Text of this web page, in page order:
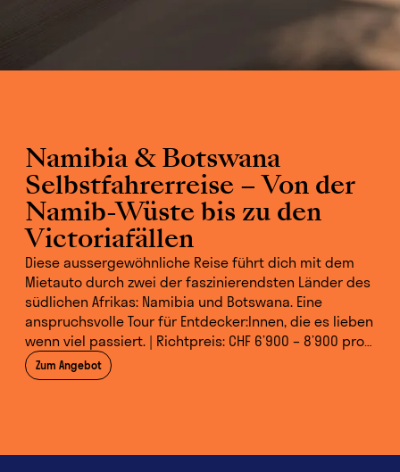
Namibia & Botswana
Selbstfahrerreise – Von der
Namib-Wüste bis zu den
Victoriafällen
Diese aussergewöhnliche Reise führt dich mit dem
Mietauto durch zwei der faszinierendsten Länder des
südlichen Afrikas: Namibia und Botswana. Eine
anspruchsvolle Tour für Entdecker:Innen, die es lieben
wenn viel passiert. | Richtpreis: CHF 6’900 – 8’900 pro
Person (exkl. Flug)
Zum Angebot